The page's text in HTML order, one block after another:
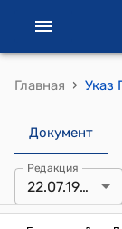
Главная ›
Документ
Редакция
22.07.1996